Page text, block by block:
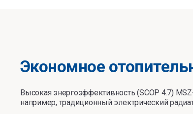
Экономное
Высокая энергоэффективность (SCOP 4.7)
например, традиционный электрический